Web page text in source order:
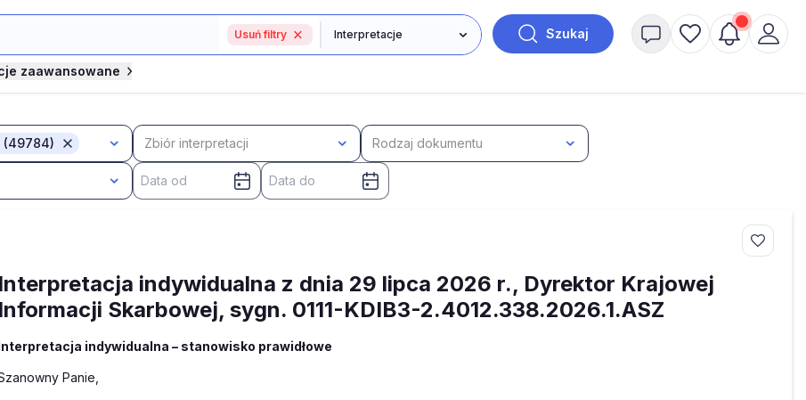
Usuń filtry Szukaj
zaawansowane
(49784) Zbiór interpretacji Rodzaj dokumentu
Interpretacja indywidualna z dnia 29 lipca 2026 r., Dyrektor Krajowej
Informacji Skarbowej, sygn. 0111-KDIB3-2.4012.338.2026.1.ASZ
indywidualna – stanowisko prawidłowe
Panie,